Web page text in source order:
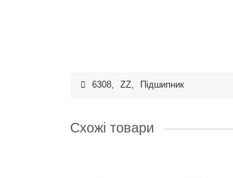
6308, ZZ, Підшипник
Схожі товари